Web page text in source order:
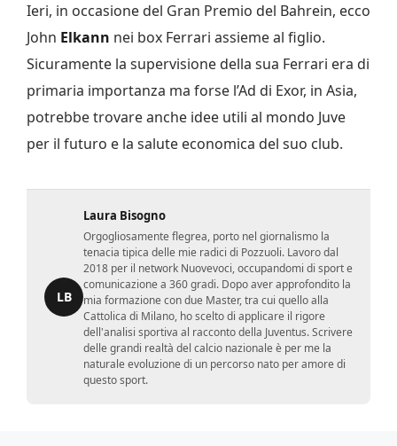
Ieri, in occasione del Gran Premio del Bahrein, ecco
John Elkann nei box Ferrari assieme al figlio.
Sicuramente la supervisione della sua Ferrari era di
primaria importanza ma forse l’Ad di Exor, in Asia,
potrebbe trovare anche idee utili al mondo Juve
per il futuro e la salute economica del suo club.
LB
Laura Bisogno
Orgogliosamente flegrea, porto nel giornalismo la
tenacia tipica delle mie radici di Pozzuoli. Lavoro dal
2018 per il network Nuovevoci, occupandomi di sport e
comunicazione a 360 gradi. Dopo aver approfondito la
mia formazione con due Master, tra cui quello alla
Cattolica di Milano, ho scelto di applicare il rigore
dell'analisi sportiva al racconto della Juventus. Scrivere
delle grandi realtà del calcio nazionale è per me la
naturale evoluzione di un percorso nato per amore di
questo sport.